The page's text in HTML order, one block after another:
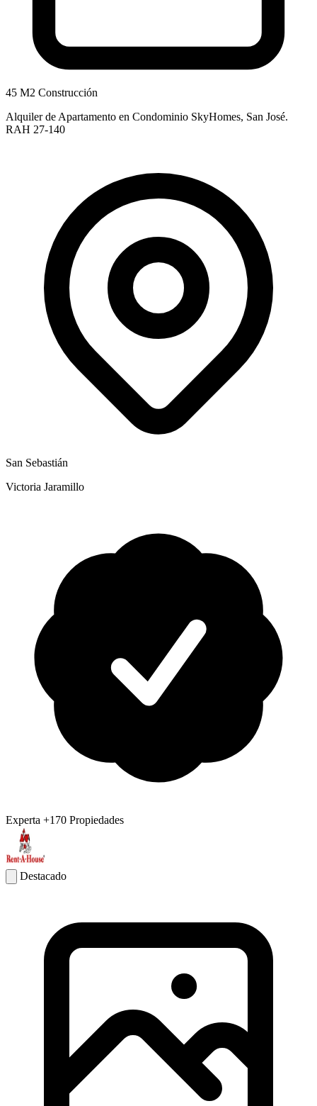
45 M2 Construcción
Alquiler de Apartamento en Condominio SkyHomes, San José.
RAH 27-140
San Sebastián
Victoria Jaramillo
Experta +170 Propiedades
Destacado